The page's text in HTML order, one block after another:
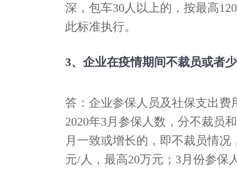
深，包车30人以上的，按最高
此标准执行。
3、企业在疫情期间不裁员或者
答：企业参保人员及社保支出费
2020年3月参保人数，分不裁员
月一致或增长的，即不裁员情
元/人，最高20万元；3月份参保